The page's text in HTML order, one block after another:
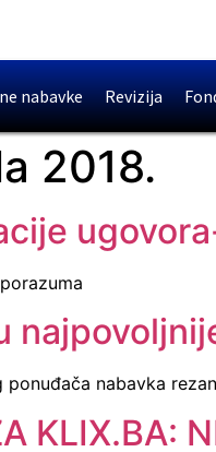
nabavke Revizija
2018.
nabavka
KLIX.BA: